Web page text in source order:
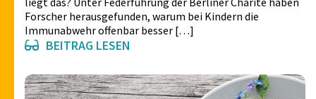
Forscher herausgefunden, warum bei Kindern die
Immunabwehr offenbar besser […]
BEITRAG LESEN